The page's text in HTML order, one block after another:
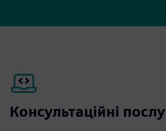
Консультаційні